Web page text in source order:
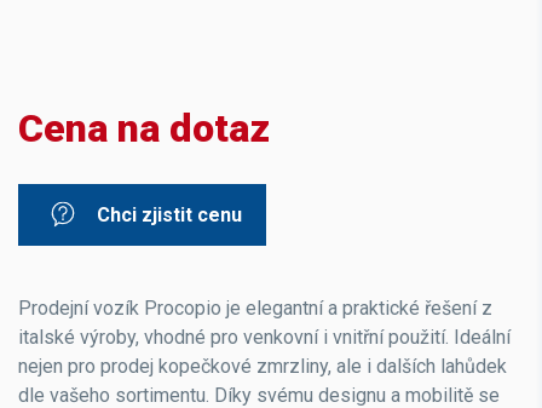
Cena na dotaz
Chci zjistit cenu
Prodejní vozík Procopio je elegantní a praktické řešení z
italské výroby, vhodné pro venkovní i vnitřní použití. Ideální
nejen pro prodej kopečkové zmrzliny, ale i dalších lahůdek
dle vašeho sortimentu. Díky svému designu a mobilitě se